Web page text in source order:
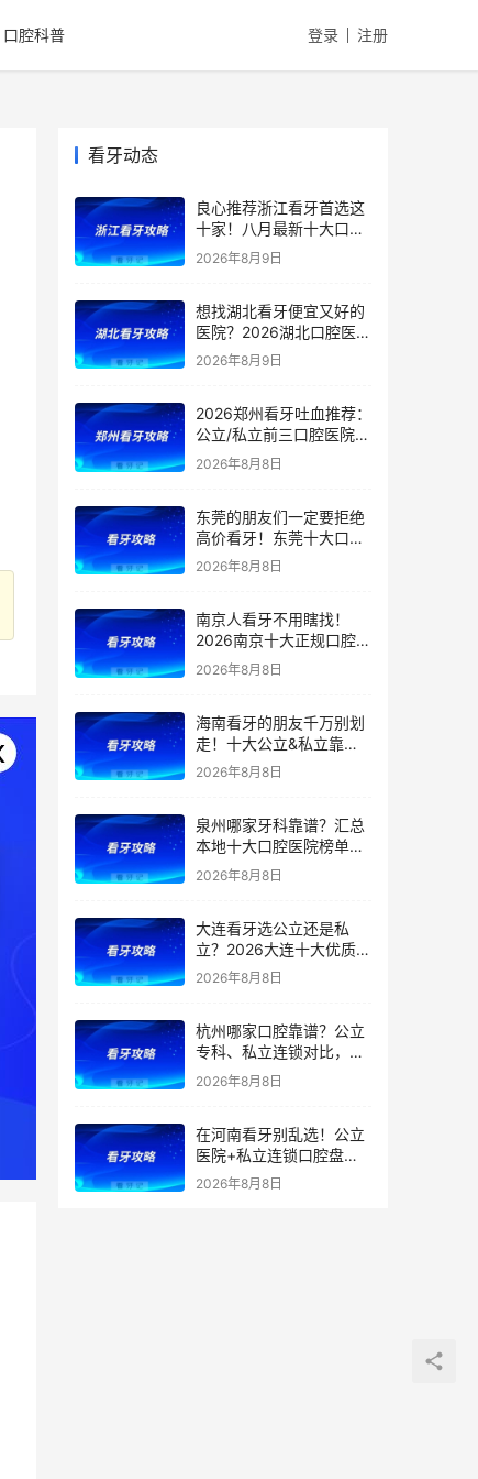
口腔科普 登录 注册
看牙动态
良心推荐浙江看牙首选这
十家！八月最新十大口腔
医院排行榜来了！一文盘
点十家口腔机构的特点、
牙、根管治疗、牙齿矫正
等价格
2026年8月9日
想找湖北看牙便宜又好的
医院？2026湖北口腔医院
排行榜出炉：公立/私立汇
管、矫正、种植牙价格
2026年8月9日
2026郑州看牙吐血推荐：
公立/私立前三口腔医院排
行曝光！郑大、人民医院
以上榜，都是医保定点医
销比例+口腔项目价格
2026年8月8日
东莞的朋友们一定要拒绝
高价看牙！东莞十大口腔
医院推荐：老牌公立实力
按需选院，附：牙齿项目
价格参考
2026年8月8日
南京人看牙不用瞎找！
2026南京十大正规口腔机
构全新汇总！公立/私立医
院适配不同需求，还附口
牙/根管/种植/矫正】
2026年8月8日
海南看牙的朋友千万别划
走！十大公立&私立靠谱
口腔医院推荐，补牙、种
腔项目最新收费一览
2026年8月8日
泉州哪家牙科靠谱？汇总
本地十大口腔医院榜单来
了！种植、正畸该去哪
家？医保定点、特色一次
牙/矫正/牙冠等价格
2026年8月8日
大连看牙选公立还是私
立？2026大连十大优质口
腔医院推荐：市口腔、大
全曝光
2026年8月8日
杭州哪家口腔靠谱？公立
专科、私立连锁对比，医
院优势、特色、擅长全都
有，看牙省钱不踩雷！附
种牙、矫正最新价格
2026年8月8日
在河南看牙别乱选！公立
医院+私立连锁口腔盘
点，医院优势、擅长项目
2026年8月8日